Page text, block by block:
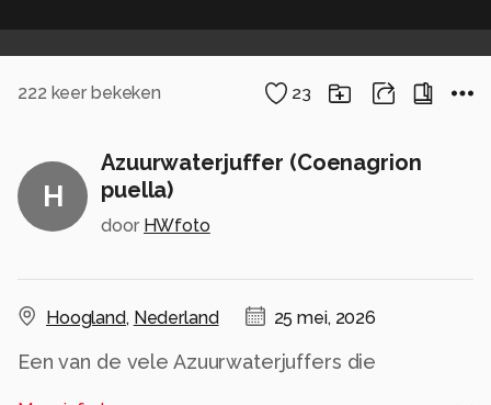
222 keer bekeken 23
H
Azuurwaterjuffer (Coenagrion
puella)
door HWfoto
Hoogland, Nederland 25 mei, 2026
Een van de vele Azuurwaterjuffers die